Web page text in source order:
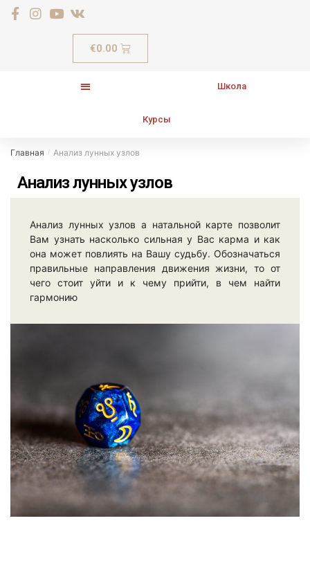
€0.00
Школа
Курсы
Главная / Анализ лунных узлов
Анализ лунных узлов
Анализ лунных узлов а натальной карте позволит
Вам узнать насколько сильная у Вас карма и как
она может повлиять на Вашу судьбу. Обозначаться
правильные направления движения жизни, то от
чего стоит уйти и к чему прийти, в чем найти
гармонию